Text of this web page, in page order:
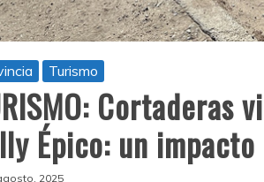
Turismo
Cortaderas
Épico: un
2025